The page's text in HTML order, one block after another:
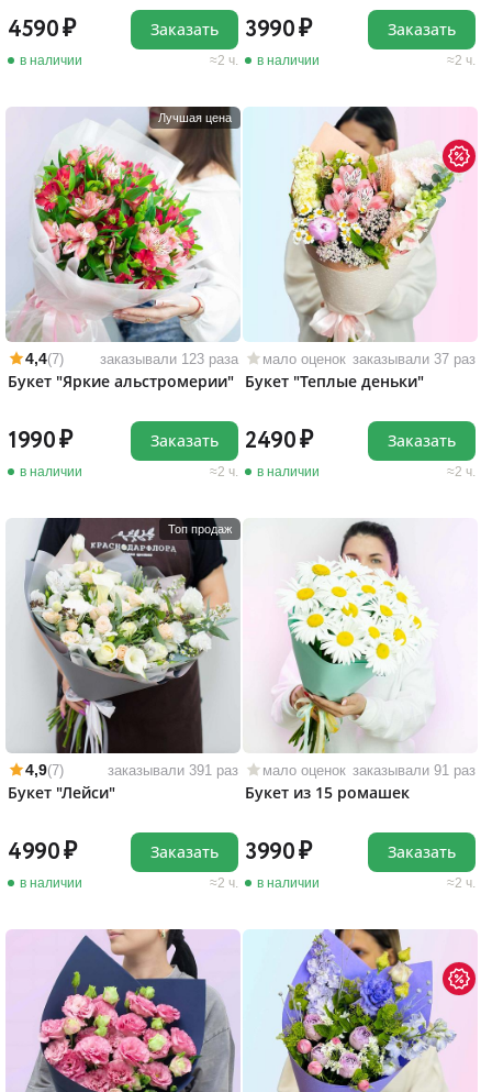
4590
в наличии 2 ч.
Заказать 3990
в наличии 2 ч.
Заказать
Лучшая цена
4,4(7) заказывали 123 раза
Букет "Яркие альстромерии"
1990
в наличии 2 ч.
Заказать
мало оценок заказывали 37 раз
Букет "Теплые деньки"
2490
в наличии 2 ч.
Заказать
Топ продаж
4,9(7) заказывали 391 раз
Букет "Лейси"
4990
в наличии 2 ч.
Заказать
мало оценок заказывали 91 раз
Букет из 15 ромашек
3990
в наличии 2 ч.
Заказать